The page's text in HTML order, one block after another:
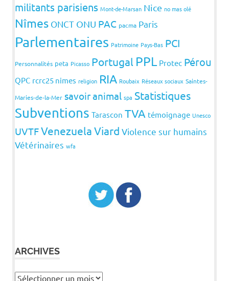
militants parisiens Mont-de-Marsan Nice no mas olé
Nîmes ONCT ONU PAC pacma Paris
Parlementaires Patrimoine Pays-Bas PCI
Personnalités peta Picasso Portugal PPL Protec Pérou
QPC rcrc25 nimes religion RIA Roubaix Réseaux sociaux Saintes-
Maries-de-la-Mer savoir animal spa Statistiques
Subventions Tarascon TVA témoignage Unesco
UVTFVenezuelaViard Violence sur humains
Vétérinaires wfa
ARCHIVES
Archives